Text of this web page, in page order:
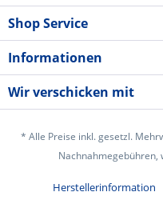
Shop Service
Informationen
Wir verschicken mit
* Alle Preise inkl. gesetzl.
Nachnahmegebühren,
Herstellerinformation